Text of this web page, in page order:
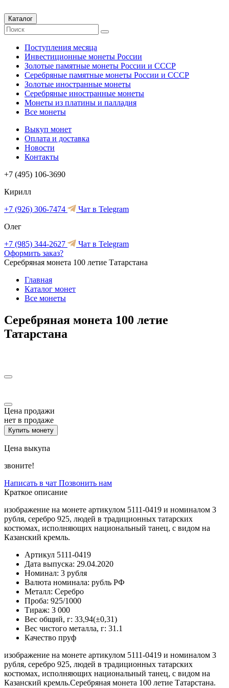
Каталог
Поступления месяца
Инвестиционные монеты России
Золотые памятные монеты России и СССР
Серебряные памятные монеты России и СССР
Золотые иностранные монеты
Серебряные иностранные монеты
Монеты из платины и палладия
Все монеты
Выкуп монет
Оплата и доставка
Новости
Контакты
+7 (495) 106-3690
Кирилл
+7 (926) 306-7474
Чат в Telegram
Олег
+7 (985) 344-2627
Чат в Telegram
Оформить заказ?
Серебряная монета 100 летие Татарстана
Главная
Каталог монет
Все монеты
Серебряная монета 100 летие
Татарстана
Цена продажи
нет в продаже
Купить монету
Цена выкупа
звоните!
Написать в чат Позвонить нам
Краткое описание
изображение на монете артикулом 5111-0419 и номиналом 3
рубля, серебро 925, людей в традиционных татарских
костюмах, исполняющих национальный танец, с видом на
Казанский кремль.
Артикул 5111-0419
Дата выпуска: 29.04.2020
Номинал: 3 рубля
Валюта номинала: рубль РФ
Металл: Серебро
Проба: 925/1000
Тираж: 3 000
Вес общий, г: 33,94(±0,31)
Вес чистого металла, г: 31.1
Качество пруф
изображение на монете артикулом 5111-0419 и номиналом 3
рубля, серебро 925, людей в традиционных татарских
костюмах, исполняющих национальный танец, с видом на
Казанский кремль.Серебряная монета 100 летие Татарстана.